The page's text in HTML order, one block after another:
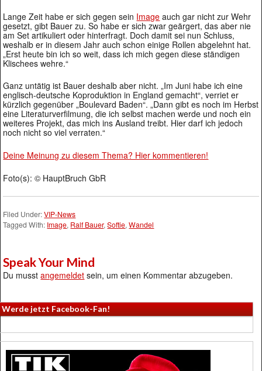
Lange Zeit habe er sich gegen sein Image auch gar nicht zur Wehr
gesetzt, gibt Bauer zu. So habe er sich zwar geärgert, das aber nie
am Set artikuliert oder hinterfragt. Doch damit sei nun Schluss,
weshalb er in diesem Jahr auch schon einige Rollen abgelehnt hat.
„Erst heute bin ich so weit, dass ich mich gegen diese ständigen
Klischees wehre.“
Ganz untätig ist Bauer deshalb aber nicht. „Im Juni habe ich eine
englisch-deutsche Koproduktion in England gemacht“, verriet er
kürzlich gegenüber „Boulevard Baden“. „Dann gibt es noch im Herbst
eine Literaturverfilmung, die ich selbst machen werde und noch ein
weiteres Projekt, das mich ins Ausland treibt. Hier darf ich jedoch
noch nicht so viel verraten.“
Deine Meinung zu diesem Thema? Hier kommentieren!
Foto(s): © HauptBruch GbR
Filed Under:VIP-News
Tagged With: Image, Ralf Bauer,Softie,Wandel
Speak Your Mind
Du musstangemeldet sein, um einen Kommentar abzugeben.
Werde jetzt Facebook-Fan!